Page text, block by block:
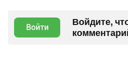
Войти
Войдите,